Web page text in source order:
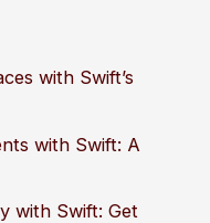
with Swift’s
with Swift: A
with Swift: Get